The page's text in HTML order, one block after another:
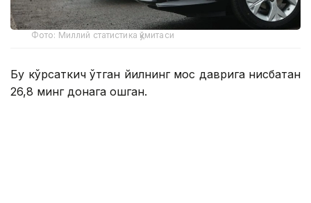
Фото: Миллий статистика қўмитаси
Бу кўрсаткич ўтган йилнинг мос даврига нисбатан
26,8 минг донага ошган.